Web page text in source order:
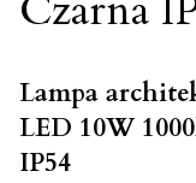
Lampa
LED 10W
IP54